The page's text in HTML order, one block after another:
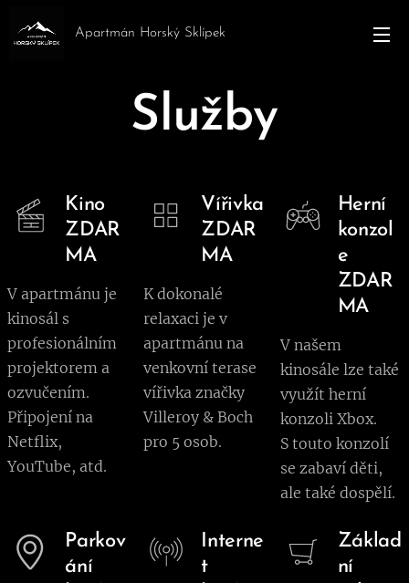
Apartmán Horský Sklípek
Služby
Kino
ZDAR
MA
V apartmánu je
kinosál s
profesionálním
projektorem a
ozvučením.
Připojení na
Netflix,
YouTube, atd.
Vířivka
ZDAR
MA
K dokonalé
relaxaci je v
apartmánu na
venkovní terase
vířivka značky
Villeroy & Boch
pro 5 osob.
Herní
konzol
e
ZDAR
MA
V našem
kinosále lze také
využít herní
konzoli Xbox.
S touto konzolí
se zabaví děti,
ale také dospělí.
Parkov
ání
Interne
t
Základ
ní